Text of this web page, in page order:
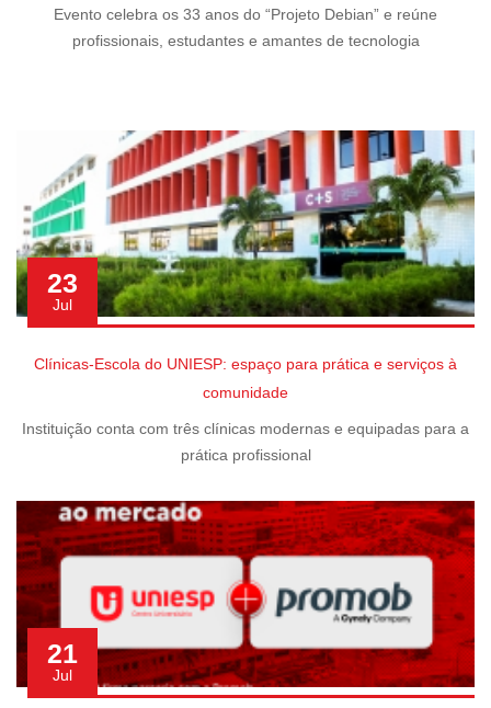
Evento celebra os 33 anos do “Projeto Debian” e reúne
profissionais, estudantes e amantes de tecnologia
23
Jul
Clínicas-Escola do UNIESP: espaço para prática e serviços à
comunidade
Instituição conta com três clínicas modernas e equipadas para a
prática profissional
21
Jul